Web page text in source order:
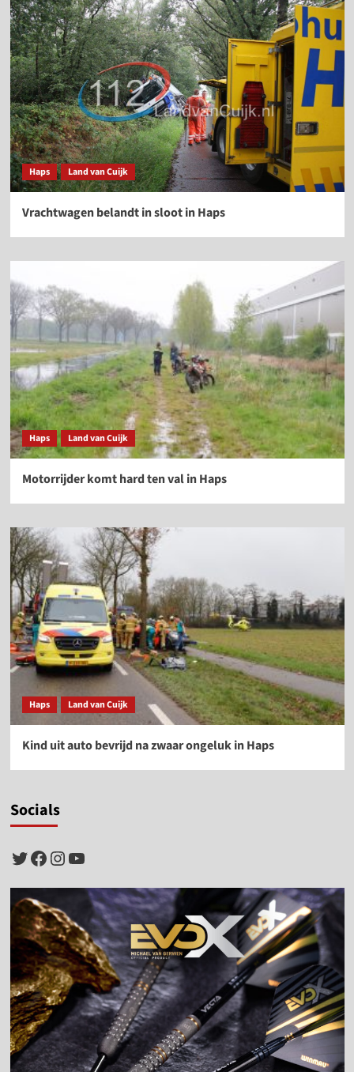
Haps Land van Cuijk
Vrachtwagen belandt in sloot in Haps
Haps Land van Cuijk
Motorrijder komt hard ten val in Haps
Haps Land van Cuijk
Kind uit auto bevrijd na zwaar ongeluk in Haps
Socials
Twitter
Facebook
Instagram
YouTube